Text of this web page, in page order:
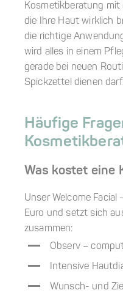
Kosmetikberatung mit
die Ihre Haut wirklich
die richtige
wird alles in einem
gerade bei neuen
Spickzettel dienen darf.
Häufige
Was kostet eine
Unser Welcome
Euro und setzt sich
zusammen:
Observ –
Intensive
Wunsch- und